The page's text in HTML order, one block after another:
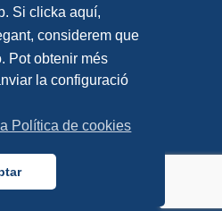
Si clicka aquí,
considerem que
Pot obtenir més
la configuració
Política de cookies
Contacta
de privadesa
de cookies